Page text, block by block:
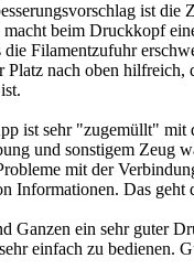
ist die
beim Druckkopf
Filamentzufuhr
Platz nach oben hilfreich,
ist sehr "zugemüllt" mit
und sonstigem Zeug
mit der
Informationen. Das geht
Ganzen ein sehr guter
einfach zu bedienen.